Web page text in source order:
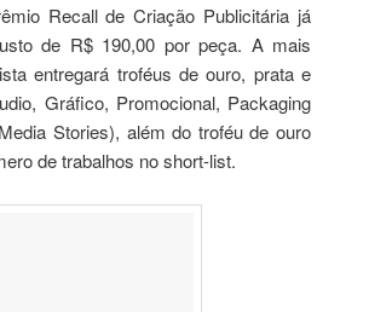
Recall de Criação Publicitária já
de R$ 190,00 por peça. A mais
entregará troféus de ouro, prata e
Gráfico, Promocional, Packaging
Stories), além do troféu de ouro
de trabalhos no short-list.